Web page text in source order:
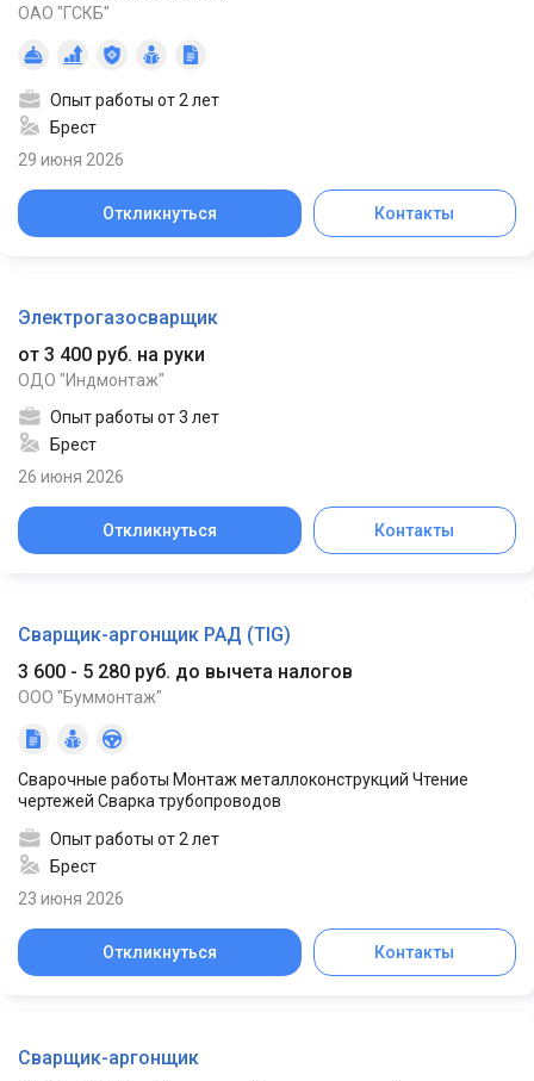
ОАО "ГСКБ"
Опыт работы от 2 лет
Брест
29 июня 2026
Откликнуться Контакты
Электрогазосварщик
от 3 400 руб. на руки
ОДО "Индмонтаж"
Опыт работы от 3 лет
Брест
26 июня 2026
Откликнуться Контакты
Сварщик-аргонщик РАД (TIG)
3 600 - 5 280 руб. до вычета налогов
ООО "Буммонтаж"
Сварочные работы Монтаж металлоконструкций Чтение
чертежей Сварка трубопроводов
Опыт работы от 2 лет
Брест
23 июня 2026
Откликнуться Контакты
Сварщик-аргонщик